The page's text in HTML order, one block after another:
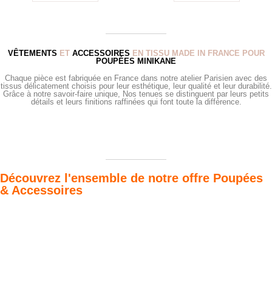
VÊTEMENTS ET ACCESSOIRES EN TISSU MADE IN FRANCE POUR
POUPÉES MINIKANE
Chaque pièce est fabriquée en France dans notre atelier Parisien avec des
tissus délicatement choisis pour leur esthétique, leur qualité et leur durabilité.
Grâce à notre savoir-faire unique, Nos tenues se distinguent par leurs petits
détails et leurs finitions raffinées qui font toute la différence.
Découvrez l'ensemble de notre offre Poupées
& Accessoires